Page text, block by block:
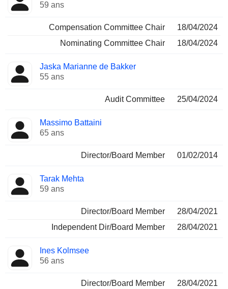
59 ans
Compensation Committee Chair
18/04/2024
Nominating Committee Chair
18/04/2024
Jaska Marianne de Bakker
55 ans
Audit Committee 25/04/2024
Massimo Battaini
65 ans
Director/Board Member 01/02/2014
Tarak Mehta
59 ans
Director/Board Member
28/04/2021
Independent Dir/Board Member
28/04/2021
Ines Kolmsee
56 ans
Director/Board Member 28/04/2021